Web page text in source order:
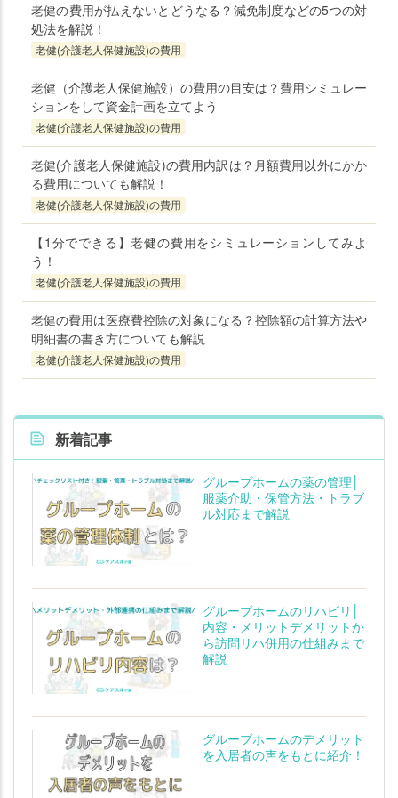
老健の費用が払えないとどうなる？減免制度などの5つの対
処法を解説！
老健(介護老人保健施設)の費用
老健（介護老人保健施設）の費用の目安は？費用シミュレー
ションをして資金計画を立てよう
老健(介護老人保健施設)の費用
老健(介護老人保健施設)の費用内訳は？月額費用以外にかか
る費用についても解説！
老健(介護老人保健施設)の費用
【1分でできる】老健の費用をシミュレーションしてみよ
う！
老健(介護老人保健施設)の費用
老健の費用は医療費控除の対象になる？控除額の計算方法や
明細書の書き方についても解説
老健(介護老人保健施設)の費用
新着記事
グループホームの薬の管理│
服薬介助・保管方法・トラブ
ル対応まで解説
グループホームのリハビリ│
内容・メリットデメリットか
ら訪問リハ併用の仕組みまで
解説
グループホームのデメリット
を入居者の声をもとに紹介！